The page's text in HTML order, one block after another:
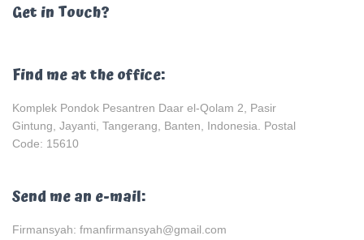
Get in Touch?
Find me at the office:
Komplek Pondok Pesantren Daar el-Qolam 2, Pasir
Gintung, Jayanti, Tangerang, Banten, Indonesia. Postal
Code: 15610
Send me an e-mail:
Firmansyah: fmanfirmansyah@gmail.com